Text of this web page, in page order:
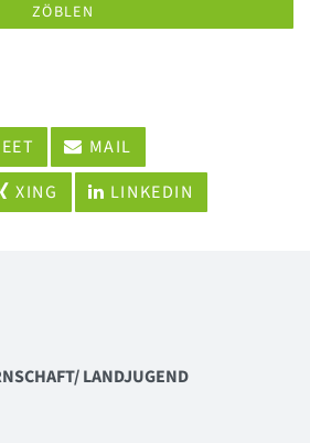
ZÖBLEN
MAIL
XING LINKEDIN
LANDJUGEND